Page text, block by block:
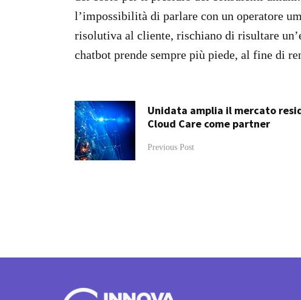
l’impossibilità di parlare con un operatore
risolutiva al cliente, rischiano di risultare
chatbot prende sempre più piede, al fine di
Unidata amplia il mercato
Cloud Care come partner
Previous Post